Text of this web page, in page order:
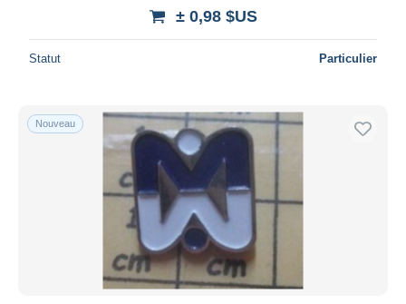
± 0,98 $US
Statut Particulier
Nouveau